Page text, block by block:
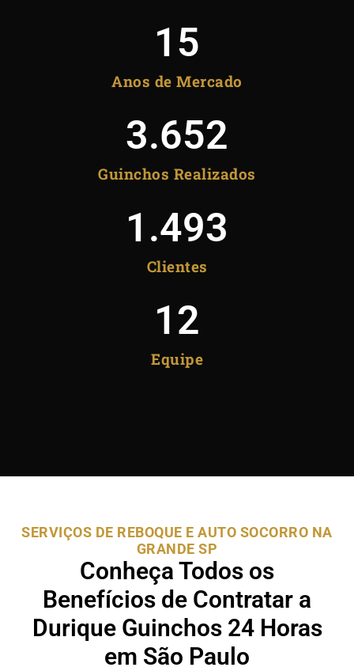
Anos de Mercado
15
Guinchos Realizados
3.652
Clientes
1.493
Equipe
12
SERVIÇOS DE REBOQUE E AUTO SOCORRO NA
GRANDE SP
Conheça Todos os
Benefícios de Contratar a
Durique Guinchos 24 Horas
em São Paulo